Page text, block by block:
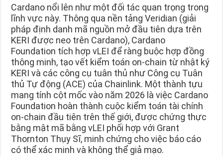
Cardano nổi lên như một đối tác quan trọng trong
lĩnh vực này. Thông qua nền tảng Veridian (giải
pháp định danh mã nguồn mở đầu tiên dựa trên
KERI được neo trên Cardano), Cardano
Foundation tích hợp vLEI để ràng buộc hợp đồng
thông minh, tạo vết kiểm toán on-chain từ nhật ký
KERI và các công cụ tuân thủ như Công cụ Tuân
thủ Tự động (ACE) của Chainlink. Một thành tựu
mang tính cột mốc vào năm 2026 là việc Cardano
Foundation hoàn thành cuộc kiểm toán tài chính
on-chain đầu tiên trên thế giới, được chứng thực
bằng mật mã bằng vLEI phối hợp với Grant
Thornton Thụy Sĩ, minh chứng cho việc báo cáo
có thể xác minh và không thể giả mạo.